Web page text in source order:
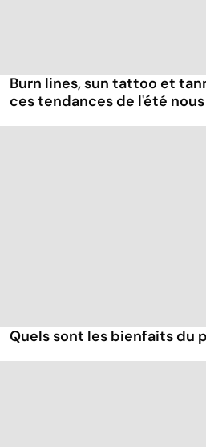
Burn lines, sun tattoo et
ces tendances de l'été
Quels sont les bienfaits du